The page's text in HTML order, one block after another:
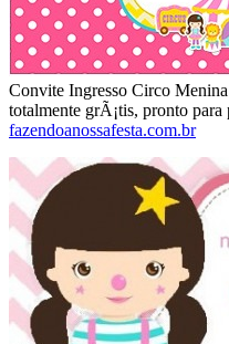
Convite Ingresso Circo
totalmente grÃ¡tis, pronto
fazendoanossafesta.com.br